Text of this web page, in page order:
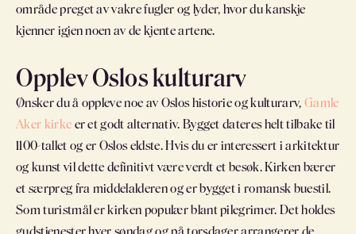
område preget av vakre fugler og lyder, hvor du kanskje
kjenner igjen noen av de kjente artene.
Opplev Oslos kulturarv
Ønsker du å oppleve noe av Oslos historie og kulturarv, Gamle
Aker kirke er et godt alternativ. Bygget dateres helt tilbake til
1100-tallet og er Oslos eldste. Hvis du er interessert i arkitektur
og kunst vil dette definitivt være verdt et besøk. Kirken bærer
et særpreg fra middelalderen og er bygget i romansk buestil.
Som turistmål er kirken populær blant pilegrimer. Det holdes
gudstjenester hver søndag og på torsdager arrangerer de